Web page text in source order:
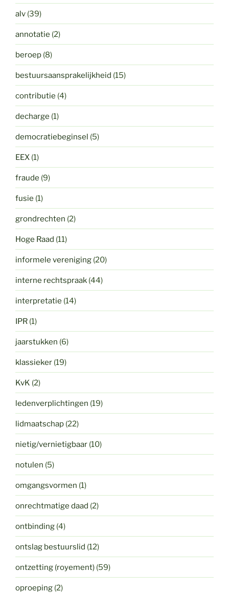
alv (39)
annotatie (2)
beroep (8)
bestuursaansprakelijkheid (15)
contributie (4)
decharge (1)
democratiebeginsel (5)
EEX (1)
fraude (9)
fusie (1)
grondrechten (2)
Hoge Raad (11)
informele vereniging (20)
interne rechtspraak (44)
interpretatie (14)
IPR (1)
jaarstukken (6)
klassieker (19)
KvK (2)
ledenverplichtingen (19)
lidmaatschap (22)
nietig/vernietigbaar (10)
notulen (5)
omgangsvormen (1)
onrechtmatige daad (2)
ontbinding (4)
ontslag bestuurslid (12)
ontzetting (royement) (59)
oproeping (2)